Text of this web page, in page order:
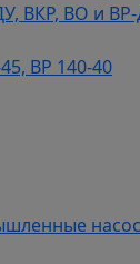
ВКР, ВО и
ВР 140-40